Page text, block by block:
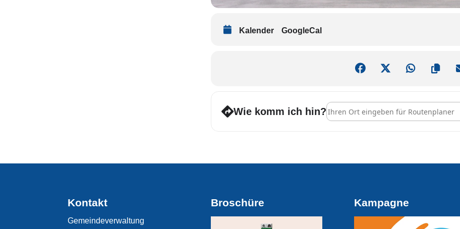
Kalender GoogleCal
Wie komm ich hin?Address - Offener Kindertreff [x73STuMdR]
Kontakt
Gemeindeverwaltung
Broschüre Kampagne